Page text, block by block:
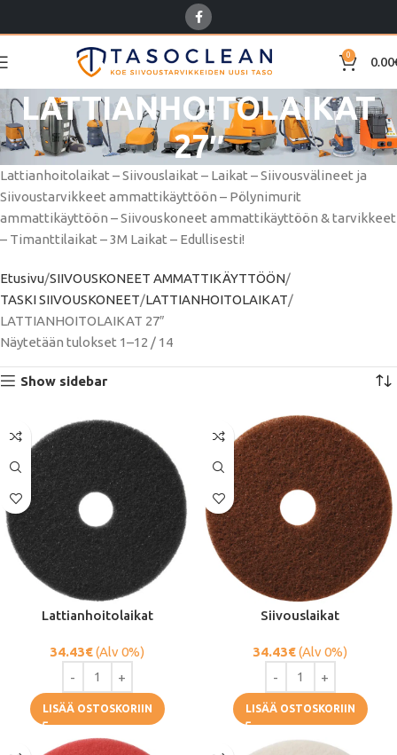
0 0.00
LATTIANHOITOLAIKAT
27″
Lattianhoitolaikat – Siivouslaikat – Laikat – Siivousvälineet ja
Siivoustarvikkeet ammattikäyttöön – Pölynimurit
ammattikäyttöön – Siivouskoneet ammattikäyttöön & tarvikkeet
– Timanttilaikat – 3M Laikat – Edullisesti!
Etusivu SIIVOUSKONEET AMMATTIKÄYTTÖÖN
TASKI SIIVOUSKONEET LATTIANHOITOLAIKAT
LATTIANHOITOLAIKAT 27″
Näytetään tulokset 1–12 / 14
Show sidebar
Lattianhoitolaikat
34.43€(Alv 0%)
LISÄÄ OSTOSKORIIN
Siivouslaikat
34.43€(Alv 0%)
LISÄÄ OSTOSKORIIN